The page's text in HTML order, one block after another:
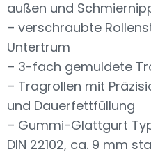
außen und
– verschraubte
Untertrum
– 3-fach gemuldete
– Tragrollen mit
und Dauerfettfüllung
– Gummi-Glattgurt
DIN 22102, ca. 9 mm